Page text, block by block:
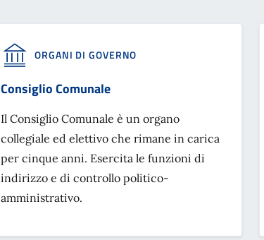
ORGANI DI GOVERNO
Consiglio Comunale
Il Consiglio Comunale è un organo
collegiale ed elettivo che rimane in carica
per cinque anni. Esercita le funzioni di
indirizzo e di controllo politico-
amministrativo.